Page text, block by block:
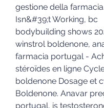
gestione della
Isn&#39;t Working, bc
bodybuilding shows
winstrol boldenone,
farmacia portugal -
stéroïdes en ligne
boldenone Dosage et
Boldenone. Anavar
portugal, is